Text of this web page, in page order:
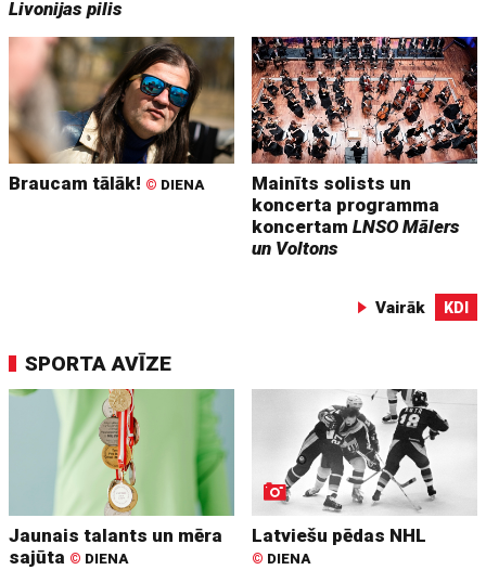
Livonijas pilis
Braucam tālāk! © DIENA
Mainīts solists un
koncerta programma
koncertamLNSO Mālers
un Voltons
Vairāk KDI
SPORTA AVĪZE
Jaunais talants un mēra
sajūta © DIENA
Latviešu pēdas NHL
© DIENA